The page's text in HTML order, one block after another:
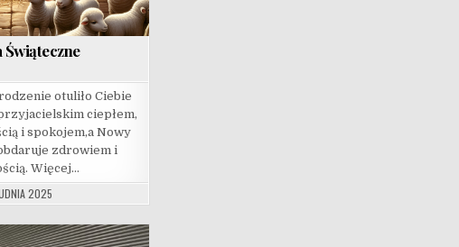
Świąteczne
otuliło Ciebie
ciepłem,
i spokojem,a Nowy
zdrowiem i
Więcej…
2025